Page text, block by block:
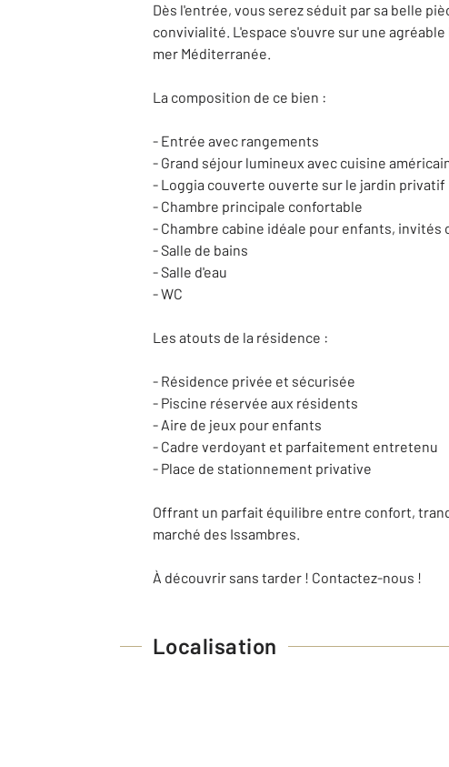
Dès l'entrée, vous serez séduit par sa belle
convivialité. L'espace s'ouvre sur une
mer Méditerranée.
La composition de ce bien :
- Entrée avec rangements
- Grand séjour lumineux avec cuisine
- Loggia couverte ouverte sur le jardin privatif
- Chambre principale confortable
- Chambre cabine idéale pour enfants, invités
- Salle de bains
- Salle d'eau
- WC
Les atouts de la résidence :
- Résidence privée et sécurisée
- Piscine réservée aux résidents
- Aire de jeux pour enfants
- Cadre verdoyant et parfaitement entretenu
- Place de stationnement privative
Offrant un parfait équilibre entre confort,
marché des Issambres.
À découvrir sans tarder ! Contactez-nous !
Localisation